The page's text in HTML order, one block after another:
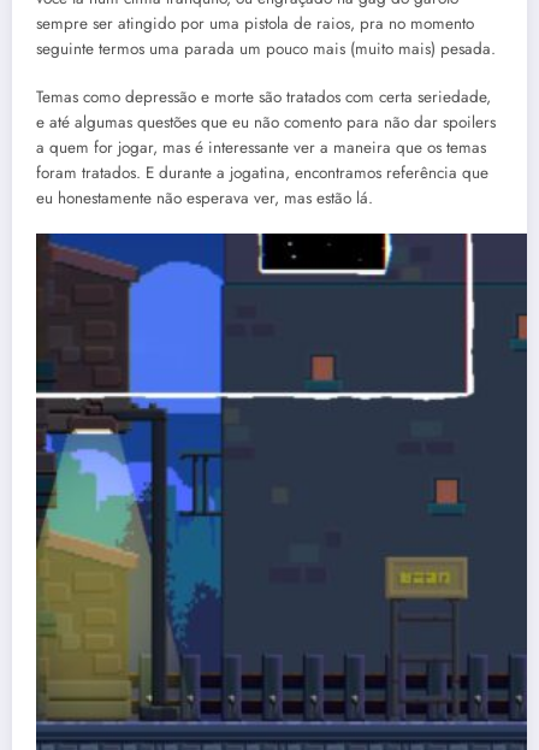
sempre ser atingido por uma pistola de raios, pra no momento
seguinte termos uma parada um pouco mais (muito mais) pesada.
Temas como depressão e morte são tratados com certa seriedade,
e até algumas questões que eu não comento para não dar spoilers
a quem for jogar, mas é interessante ver a maneira que os temas
foram tratados. E durante a jogatina, encontramos referência que
eu honestamente não esperava ver, mas estão lá.